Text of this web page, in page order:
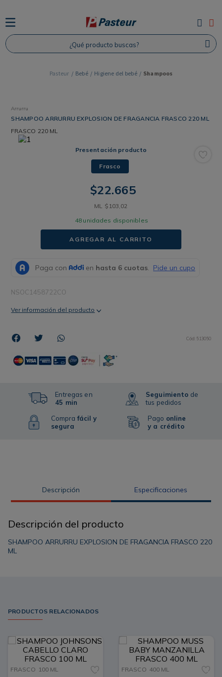
¿Qué producto buscas?
Bebé Higiene del bebé Shampoos
Arrurru
SHAMPOO ARRURRU EXPLOSION DE FRAGANCIA FRASCO 220 ML
FRASCO 220 ML
Presentación producto
Frasco
$22.665
ML $ 103,02
48 unidades disponibles
AGREGAR AL CARRITO
NSOC1458722CO
Ver información del producto
Cód: 513050
Entregas en
45 min
Comprafácil y
segura
Seguimiento de
tus pedidos
Pago online
y a crédito
Descripción Especificaciones
Descripción del producto
SHAMPOO ARRURRU EXPLOSION DE FRAGANCIA FRASCO 220
ML
PRODUCTOS RELACIONADOS
FRASCO 100 ML FRASCO 400 ML
TÉRMINOS MÁS BUSCADOS
1
2. Proteina